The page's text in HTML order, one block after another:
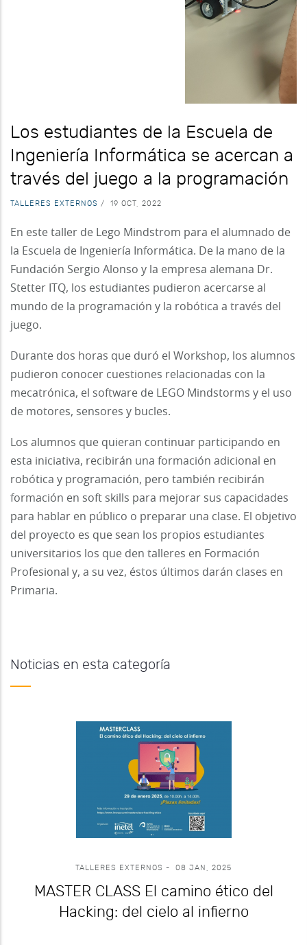
Los estudiantes de la Escuela de
Ingeniería Informática se acercan a
través del juego a la programación
TALLERES EXTERNOS / 19 OCT, 2022
En este taller de Lego Mindstrom para el alumnado de
la Escuela de Ingeniería Informática. De la mano de la
Fundación Sergio Alonso y la empresa alemana Dr.
Stetter ITQ, los estudiantes pudieron acercarse al
mundo de la programación y la robótica a través del
juego.
Durante dos horas que duró el Workshop, los alumnos
pudieron conocer cuestiones relacionadas con la
mecatrónica, el software de LEGO Mindstorms y el uso
de motores, sensores y bucles.
Los alumnos que quieran continuar participando en
esta iniciativa, recibirán una formación adicional en
robótica y programación, pero también recibirán
formación en soft skills para mejorar sus capacidades
para hablar en público o preparar una clase. El objetivo
del proyecto es que sean los propios estudiantes
universitarios los que den talleres en Formación
Profesional y, a su vez, éstos últimos darán clases en
Primaria.
Noticias en esta categoría
TALLERES EXTERNOS - 08 JAN, 2025
MASTER CLASS El camino ético del
Hacking: del cielo al infierno